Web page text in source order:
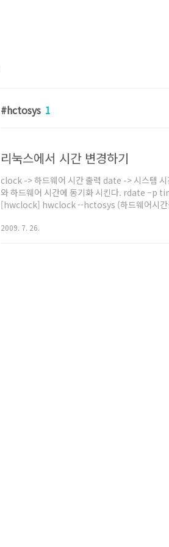
hctosys 1
리눅스에서 시간 변경하기
clock -> 하드웨어 시간 출력 date -> 시스템
와 하드웨어 시간에 동기화 시킨다. rdate
[hwclock] hwclock --hctosys (하드웨어시간
2009. 7. 26.